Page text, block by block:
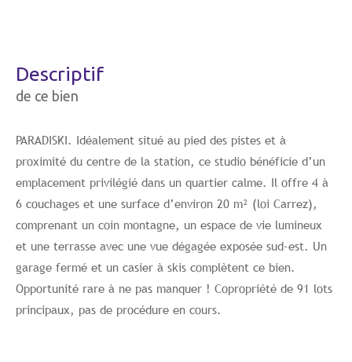
descriptif
de ce bien
PARADISKI. Idéalement situé au pied des pistes et à
proximité du centre de la station, ce studio bénéficie d’un
emplacement privilégié dans un quartier calme. Il offre 4 à
6 couchages et une surface d’environ 20 m² (loi Carrez),
comprenant un coin montagne, un espace de vie lumineux
et une terrasse avec une vue dégagée exposée sud-est. Un
garage fermé et un casier à skis complètent ce bien.
Opportunité rare à ne pas manquer ! Copropriété de 91 lots
principaux, pas de procédure en cours.